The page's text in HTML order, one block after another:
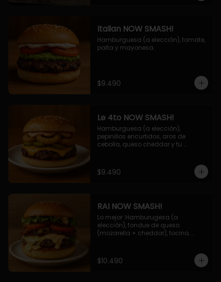
Italian NOW SMASH!
Hamburguesa (a elección), tomate,
palta y mayonesa.
$9.490
Le 4to NOW SMASH!
Hamburguesa (a elección),
pepinillos encurtidos, aros de
cebolla, queso cheddar y tu
$9.490
RAI NOW SMASH!
Lo mejor: Hamburugesa (a
elección), fondue de queso
(mozarella + cheddar), tocino,
NOW!
$10.490